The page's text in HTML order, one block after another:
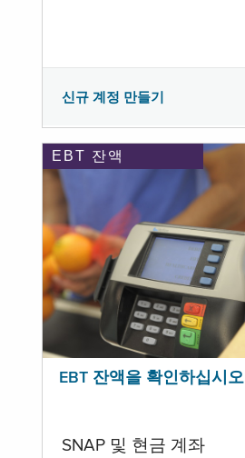
신규 계정 만들기
EBT 잔액
EBT 잔액을 확인하십시오
SNAP 및 현금 계좌